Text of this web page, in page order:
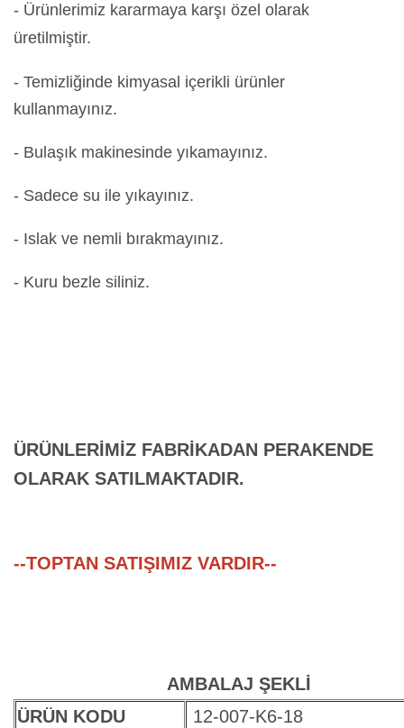
- Ürünlerimiz kararmaya karşı özel olarak
üretilmiştir.
- Temizliğinde kimyasal içerikli ürünler
kullanmayınız.
- Bulaşık makinesinde yıkamayınız.
- Sadece su ile yıkayınız.
- Islak ve nemli bırakmayınız.
- Kuru bezle siliniz.
ÜRÜNLERİMİZ FABRİKADAN PERAKENDE
OLARAK SATILMAKTADIR.
--TOPTAN SATIŞIMIZ VARDIR--
AMBALAJ ŞEKLİ
ÜRÜN KODU
12-007-K6-18